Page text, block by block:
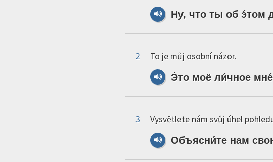
Ну, что ты об э́том
2
To je můj osobní názor.
Э́то моё ли́чное
3
Vysvětlete nám svůj úhel
Объясни́те нам